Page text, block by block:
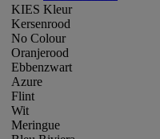
KIES Kleur
Kersenrood
No Colour
Oranjerood
Ebbenzwart
Azure
Flint
Wit
Meringue